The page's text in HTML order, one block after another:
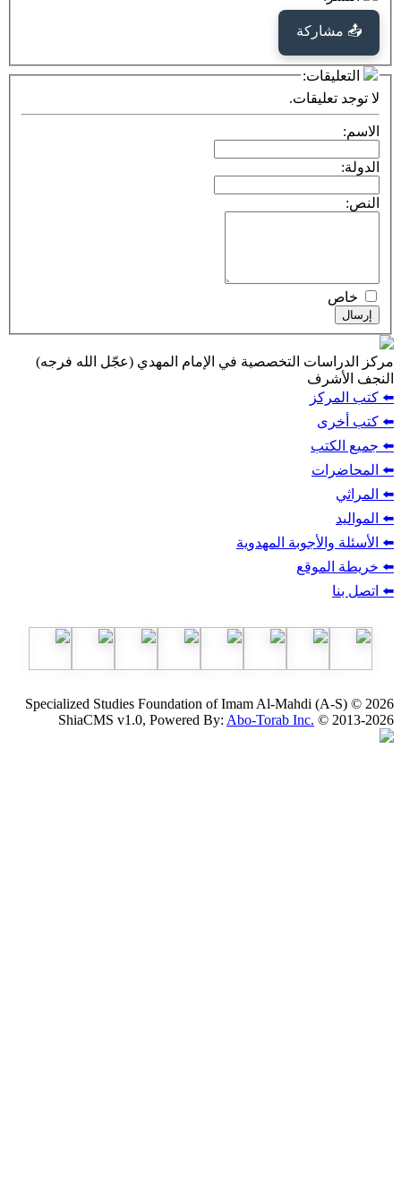
التخصصية في الإمام المهدي (عجّل الله فرجه)
المهدوية
Specialized Studies Foundation of Imam Al-
ShiaCMS v1.0, Powered By:Abo-Torab Inc.